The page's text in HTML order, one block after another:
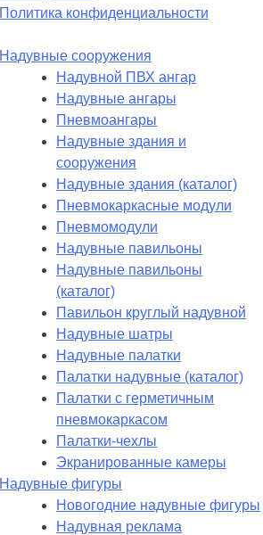
Политика конфиденциальности
Надувные сооружения
Надувной ПВХ ангар
Надувные ангары
Пневмоангары
Надувные здания и
сооружения
Надувные здания (каталог)
Пневмокаркасные модули
Пневмомодули
Надувные павильоны
Надувные павильоны
(каталог)
Павильон круглый надувной
Надувные шатры
Надувные палатки
Палатки надувные (каталог)
Палатки с герметичным
пневмокаркасом
Палатки-чехлы
Экранированные камеры
Надувные фигуры
Новогодние надувные фигуры
Надувная реклама